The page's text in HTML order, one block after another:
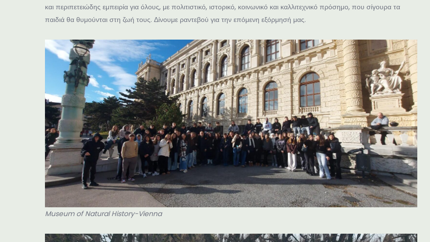
και περιπετειώδης εμπειρία για όλους, με πολιτιστικό, ιστορικό, κοινωνικό και καλλιτεχνικό πρόσημο, που σίγουρα τα
παιδιά θα θυμούνται στη ζωή τους. Δίνουμε ραντεβού για την επόμενη εξόρμησή μας.
Museum of Natural History-Vienna